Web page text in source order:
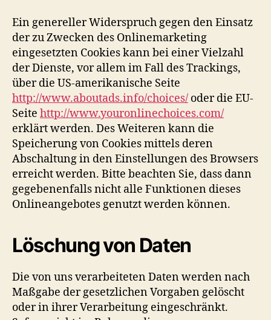
Ein genereller Widerspruch gegen den Einsatz
der zu Zwecken des Onlinemarketing
eingesetzten Cookies kann bei einer Vielzahl
der Dienste, vor allem im Fall des Trackings,
über die US-amerikanische Seite
http://www.aboutads.info/choices/ oder die EU-
Seite http://www.youronlinechoices.com/
erklärt werden. Des Weiteren kann die
Speicherung von Cookies mittels deren
Abschaltung in den Einstellungen des Browsers
erreicht werden. Bitte beachten Sie, dass dann
gegebenenfalls nicht alle Funktionen dieses
Onlineangebotes genutzt werden können.
Löschung von Daten
Die von uns verarbeiteten Daten werden nach
Maßgabe der gesetzlichen Vorgaben gelöscht
oder in ihrer Verarbeitung eingeschränkt.